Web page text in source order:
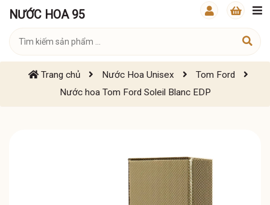
NƯỚC HOA 95
Trang chủ Nước Hoa Unisex
Tom Ford
Nước hoa Tom Ford Soleil Blanc EDP